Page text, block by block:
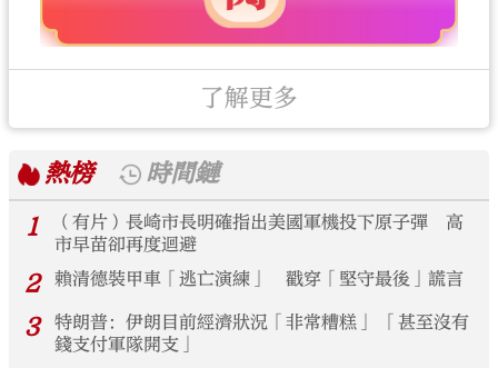
了解更多
熱榜
時間鏈
1
（有片）長崎市長明確指出美國軍機投下原子彈 高
市早苗卻再度迴避
2 賴清德裝甲車「逃亡演練」 戳穿「堅守最後」謊言
3
特朗普：伊朗目前經濟狀況「非常糟糕」 「甚至沒有
錢支付軍隊開支」